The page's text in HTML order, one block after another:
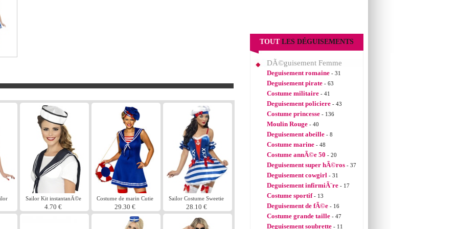
Sailor Kit instantanÃ©e
4.70 €
Costume de marin Cutie
29.30 €
Sailor Costume Sweetie
28.10 €
TOUT LES DÉGUISEMENTS
DÃ©guisement Femme
Deguisement romaine - 31
Deguisement pirate - 63
Costume militaire - 41
Deguisement policiere - 43
Costume princesse - 136
Moulin Rouge - 40
Deguisement abeille - 8
Costume marine - 48
Costume annÃ©e 50 - 20
Deguisement super hÃ©ros - 37
Deguisement cowgirl - 31
Deguisement infirmiÃ¨re - 17
Costume sportif- 13
Deguisement de fÃ©e - 16
Costume grande taille - 47
Deguisement soubrette - 11